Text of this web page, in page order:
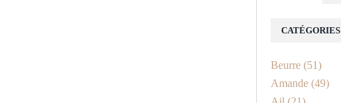
CATÉGORIES
Beurre (51)
Amande (49)